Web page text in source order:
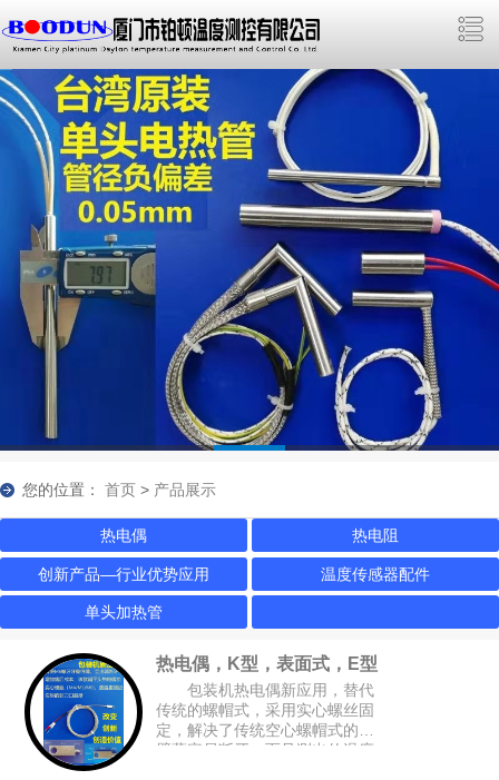
您的位置： 首页 > 产品展示
热电偶 热电阻
创新产品—行业优势应用 温度传感器配件
单头加热管
热电偶，K型，表面式，E型
包装机热电偶新应用，替代
传统的螺帽式，采用实心螺丝固
定，解决了传统空心螺帽式的牙
壁薄容易断牙，而且测出的温度